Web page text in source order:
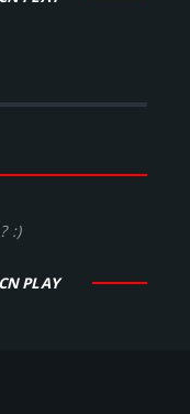
:)
PLAY